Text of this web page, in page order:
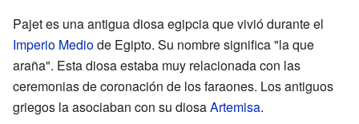
Pajet es una antigua diosa egipcia que vivió durante el
Imperio Mediode Egipto. Su nombre significa "la que
araña". Esta diosa estaba muy relacionada con las
ceremonias de coronación de los faraones. Los antiguos
griegos la asociaban con su diosaArtemisa.